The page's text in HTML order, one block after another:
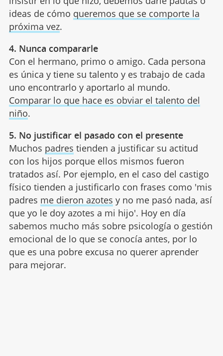
ideas de cómo queremos que se comporte la
próxima vez.
4. Nunca compararle
Con el hermano, primo o amigo. Cada persona
es única y tiene su talento y es trabajo de cada
uno encontrarlo y aportarlo al mundo.
Comparar lo que hace es obviar el talento del
niño.
5. No justificar el pasado con el presente
Muchos padres tienden a justificar su actitud
con los hijos porque ellos mismos fueron
tratados así. Por ejemplo, en el caso del castigo
físico tienden a justificarlo con frases como 'mis
padres me dieron azotes y no me pasó nada, así
que yo le doy azotes a mi hijo'. Hoy en día
sabemos mucho más sobre psicología o gestión
emocional de lo que se conocía antes, por lo
que es una pobre excusa no querer aprender
para mejorar.